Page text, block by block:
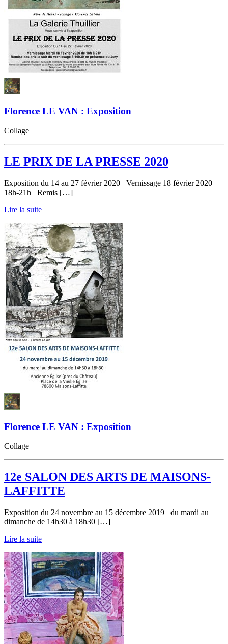
Florence LE VAN : Exposition
Collage
LE PRIX DE LA PRESSE 2020
Exposition du 14 au 27 février 2020 Vernissage 18 février 2020
18h-21h Remis […]
Lire la suite
Florence LE VAN : Exposition
Collage
12e SALON DES ARTS DE MAISONS-
LAFFITTE
Exposition du 24 novembre au 15 décembre 2019 du mardi au
dimanche de 14h30 à 18h30 […]
Lire la suite